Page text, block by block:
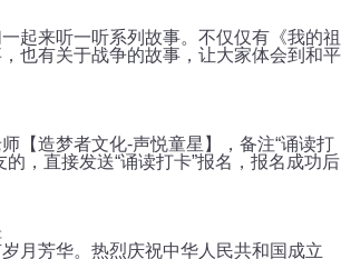
起来听一听系列故事。不仅仅有《我的祖
也有关于战争的故事，让大家体会到和平
【造梦者文化-声悦童星】，备注“诵读打
的，直接发送“诵读打卡”报名，报名成功后
月芳华。热烈庆祝中华人民共和国成立